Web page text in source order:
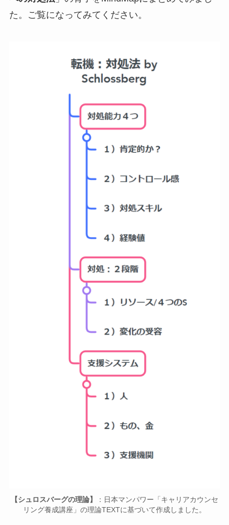
た。ご覧になってみてください。
【シュロスバーグの理論】
：日本マンパワー「キャリアカウンセ
リング養成講座」の理論TEXTに基づいて作成しました。